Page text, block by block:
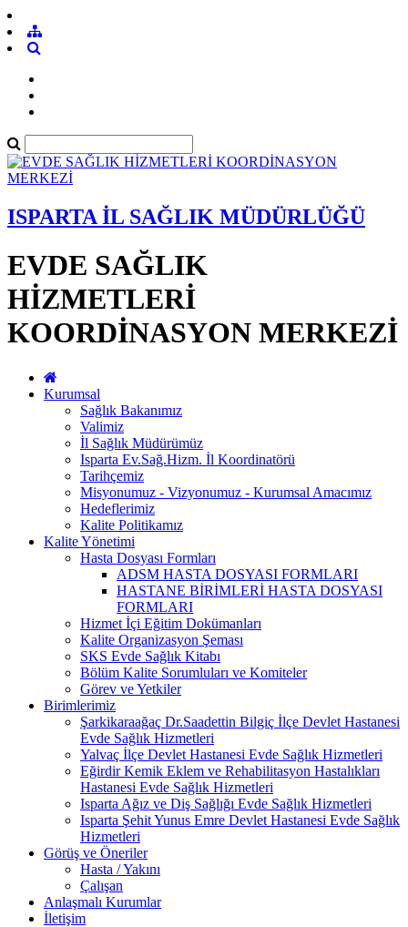
ISPARTA İL SAĞLIK MÜDÜRLÜĞÜ
EVDE SAĞLIK
HİZMETLERİ
KOORDİNASYON MERKEZİ
Kurumsal
Sağlık Bakanımız
Valimiz
İl Sağlık Müdürümüz
Isparta Ev.Sağ.Hizm. İl Koordinatörü
Tarihçemiz
Misyonumuz - Vizyonumuz - Kurumsal Amacımız
Hedeflerimiz
Kalite Politikamız
Kalite Yönetimi
Hasta Dosyası Formları
ADSM HASTA DOSYASI FORMLARI
HASTANE BİRİMLERİ HASTA DOSYASI
FORMLARI
Hizmet İçi Eğitim Dokümanları
Kalite Organizasyon Şeması
SKS Evde Sağlık Kitabı
Bölüm Kalite Sorumluları ve Komiteler
Görev ve Yetkiler
Birimlerimiz
Şarkikaraağaç Dr.Saadettin Bilgiç İlçe Devlet Hastanesi
Evde Sağlık Hizmetleri
Yalvaç İlçe Devlet Hastanesi Evde Sağlık Hizmetleri
Eğirdir Kemik Eklem ve Rehabilitasyon Hastalıkları
Hastanesi Evde Sağlık Hizmetleri
Isparta Ağız ve Diş Sağlığı Evde Sağlık Hizmetleri
Isparta Şehit Yunus Emre Devlet Hastanesi Evde Sağlık
Hizmetleri
Görüş ve Öneriler
Hasta / Yakını
Çalışan
Anlaşmalı Kurumlar
İletişim